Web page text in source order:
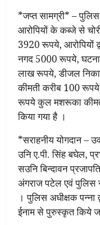
*जप्त सामग्री* – पुलिस
आरोपियों के कब्जे से
3920 रूपये, आरोपियों
नगद 5000 रूपये, घटना
लाख रूपये, डीजल
कीमती करीब 100
रूपये कुल मशरूका
किया गया है ।
*सराहनीय योगदान –
उनि ए.पी. सिंह बघेल,
सउनि बिन्दावन
अंगराज पटेल एवं पुलिस
। पुलिस अधीक्षक
ईनाम से पुरुस्कृत किये